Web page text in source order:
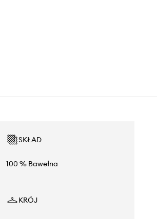
SKŁAD
100 % Bawełna
KRÓJ